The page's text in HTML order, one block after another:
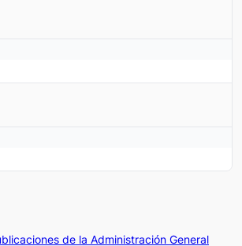
de la Administración General